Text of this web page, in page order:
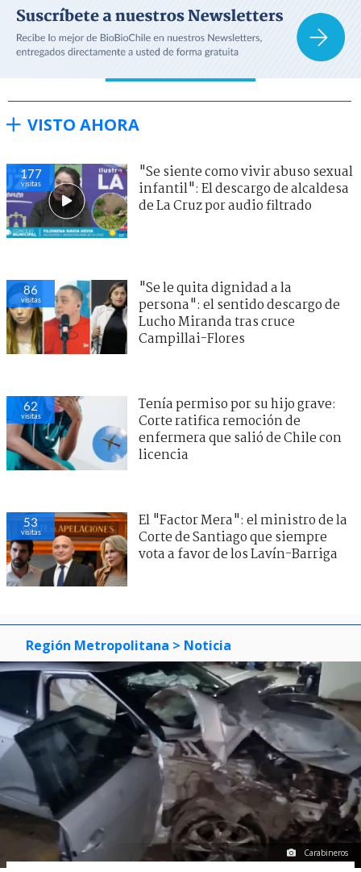
VISTO AHORA
177
visitas
"Se siente como vivir abuso sexual
infantil": El descargo de alcaldesa
de La Cruz por audio filtrado
86
visitas
"Se le quita dignidad a la
persona": el sentido descargo de
Lucho Miranda tras cruce
Campillai-Flores
62
visitas
Tenía permiso por su hijo grave:
Corte ratifica remoción de
enfermera que salió de Chile con
licencia
53
visitas
El "Factor Mera": el ministro de la
Corte de Santiago que siempre
vota a favor de los Lavín-Barriga
Región Metropolitana > Noticia
Carabineros